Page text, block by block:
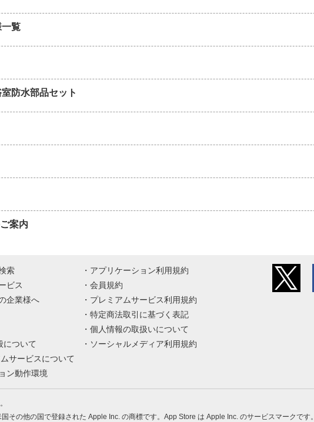
覧
防水部品セット
案内
索
ビス
企業様へ
について
サービスについて
ン動作環境
アプリケーション利用規約
会員規約
プレミアムサービス利用規約
特定商法取引に基づく表記
個人情報の取扱いについて
ソーシャルメディア利用規約
の他の国で登録された Apple Inc. の商標です。App Store は Apple Inc. のサービスマークです。